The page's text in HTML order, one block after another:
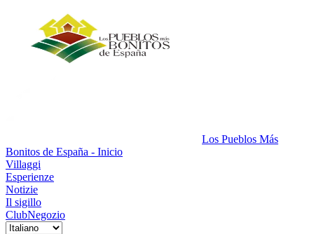
Los Pueblos Más
Bonitos de España - Inicio
Villaggi
Esperienze
Notizie
Il sigillo
ClubNegozio